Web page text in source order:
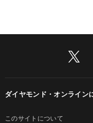
ダイヤモンド・オンライン
このサイトについて